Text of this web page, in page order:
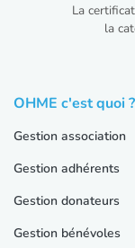
La
la
OHME c'est quoi ?
Gestion association
Gestion adhérents
Gestion donateurs
Gestion bénévoles